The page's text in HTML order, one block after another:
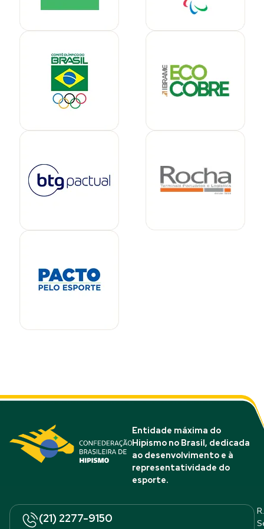
Entidade máxima do
Hipismo no Brasil, dedicada
ao desenvolvimento e à
representatividade do
esporte.
(21) 2277-9150
R.